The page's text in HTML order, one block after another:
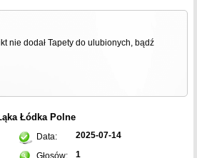
nie dodał Tapety do ulubionych, bądź
Łódka Polne
Data: 2025-07-14
1